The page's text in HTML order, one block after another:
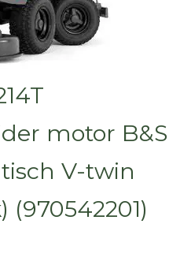
motor B&S
V-twin
(970542201)